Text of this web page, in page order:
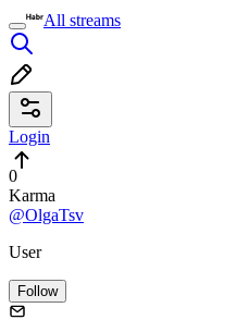
All streams
Login
0
Karma
@OlgaTsv
User
Follow